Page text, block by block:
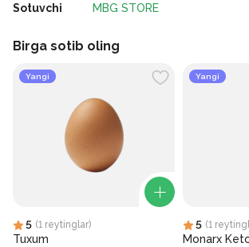
Sotuvchi MBG STORE
Birga sotib oling
Yangi
5 (1 reytinglar)
Tuxum
Yangi
5 (1
Monarx